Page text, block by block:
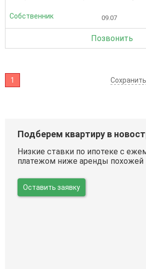
Собственник 09.07
Позвонить
1
Подберем квартиру в
Низкие ставки по ипотеке с
платежом ниже аренды похожей
Оставить заявку